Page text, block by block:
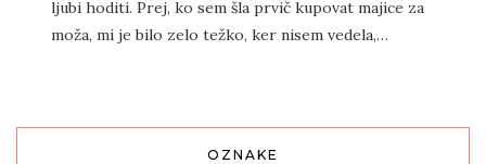
ljubi hoditi. Prej, ko sem šla prvič kupovat majice za
moža, mi je bilo zelo težko, ker nisem vedela,…
OZNAKE